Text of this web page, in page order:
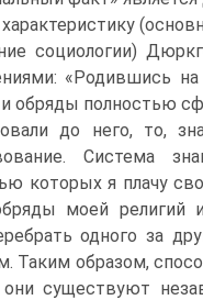
социологии)
«Родившись
и об­ряды полностью
до него, то,
Система
которых я плачу
моей
одного за
Таким образом,
существуют